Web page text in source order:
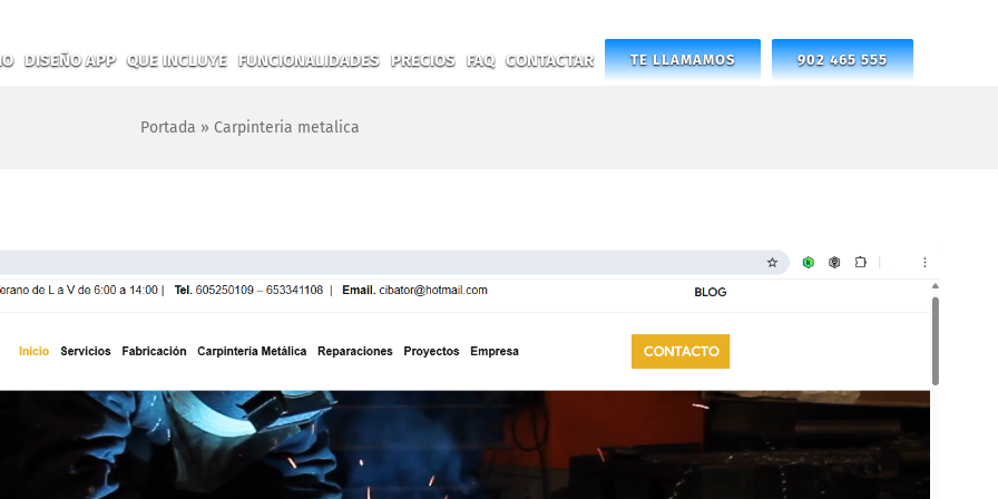
DISEÑO APP QUE INCLUYE FUNCIONALIDADES PRECIOS FAQ CONTACTAR TE LLAMAMOS 902 465 555
Portada » Carpinteria metalica